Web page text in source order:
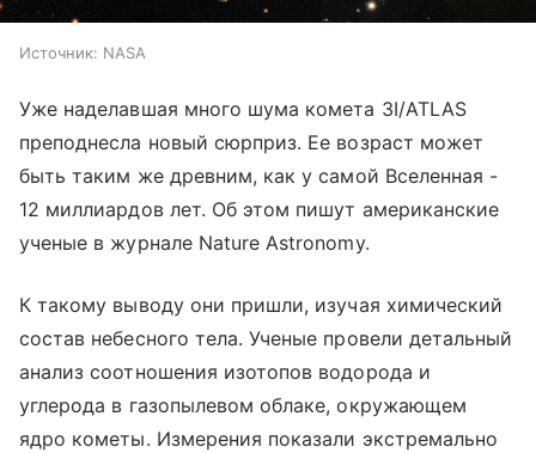
Источник: NASA
Уже наделавшая много шума комета 3I/ATLAS
преподнесла новый сюрприз. Ее возраст может
быть таким же древним, как у самой Вселенная -
12 миллиардов лет. Об этом пишут американские
ученые в журнале Nature Astronomy.
К такому выводу они пришли, изучая химический
состав небесного тела. Ученые провели детальный
анализ соотношения изотопов водорода и
углерода в газопылевом облаке, окружающем
ядро кометы. Измерения показали экстремально